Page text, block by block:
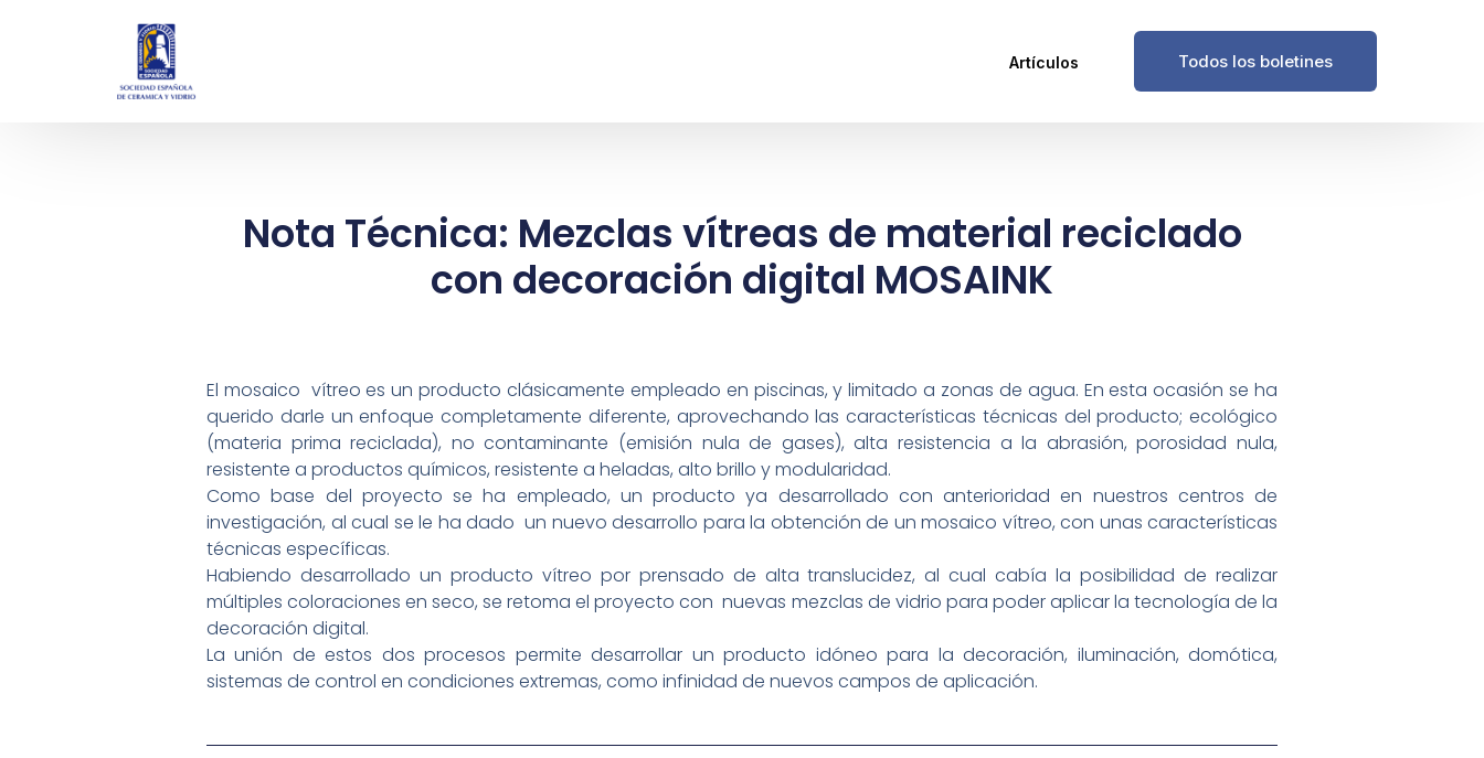
Artículos Todos los boletines
Nota Técnica: Mezclas vítreas de material reciclado
con decoración digital MOSAINK
El mosaico vítreo es un producto clásicamente empleado en piscinas, y limitado a zonas de agua. En esta ocasión se ha
querido darle un enfoque completamente diferente, aprovechando las características técnicas del producto; ecológico
(materia prima reciclada), no contaminante (emisión nula de gases), alta resistencia a la abrasión, porosidad nula,
resistente a productos químicos, resistente a heladas, alto brillo y modularidad.
Como base del proyecto se ha empleado, un producto ya desarrollado con anterioridad en nuestros centros de
investigación, al cual se le ha dado un nuevo desarrollo para la obtención de un mosaico vítreo, con unas características
técnicas específicas.
Habiendo desarrollado un producto vítreo por prensado de alta translucidez, al cual cabía la posibilidad de realizar
múltiples coloraciones en seco, se retoma el proyecto con nuevas mezclas de vidrio para poder aplicar la tecnología de la
decoración digital.
La unión de estos dos procesos permite desarrollar un producto idóneo para la decoración, iluminación, domótica,
sistemas de control en condiciones extremas, como infinidad de nuevos campos de aplicación.